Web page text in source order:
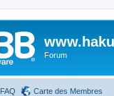
Forum
FAQ Carte des Membres